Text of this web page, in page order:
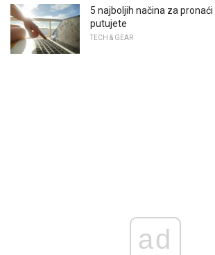
5 najboljih načina za
putujete
TECH & GEAR
ad